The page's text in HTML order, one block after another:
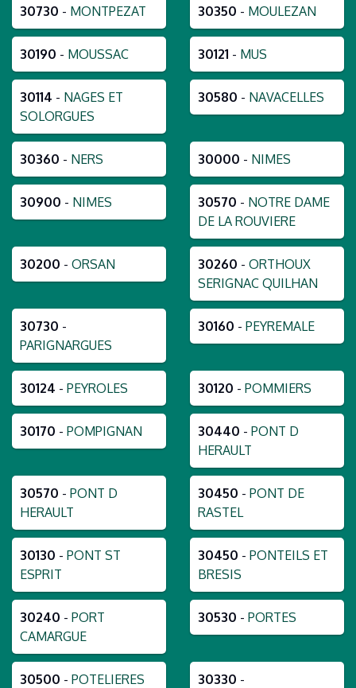
30730 - MONTPEZAT 30350 - MOULEZAN
30190 - MOUSSAC 30121 - MUS
30114 - NAGES ET
SOLORGUES
30580 - NAVACELLES
30360 - NERS 30000 - NIMES
30900 - NIMES 30570 - NOTRE DAME
DE LA ROUVIERE
30200 - ORSAN 30260 - ORTHOUX
SERIGNAC QUILHAN
30730 -
PARIGNARGUES
30160 - PEYREMALE
30124 - PEYROLES 30120 - POMMIERS
30170 - POMPIGNAN 30440 - PONT D
HERAULT
30570 - PONT D
HERAULT
30450 - PONT DE
RASTEL
30130 - PONT ST
ESPRIT
30450 - PONTEILS ET
BRESIS
30240 - PORT
CAMARGUE
30530 - PORTES
30500 - POTELIERES 30330 -